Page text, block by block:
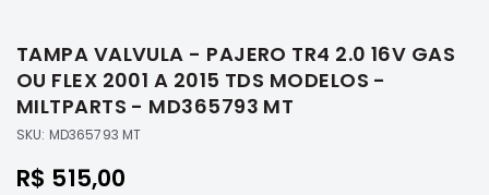
Transmissão
Elétrica
o
início
da
de
imagens
TAMPA VALVULA - PAJERO TR4 2.0 16V GAS
OU FLEX 2001 A 2015 TDS MODELOS -
MILTPARTS - MD365793 MT
SKU: MD365793 MT
R$ 515,00